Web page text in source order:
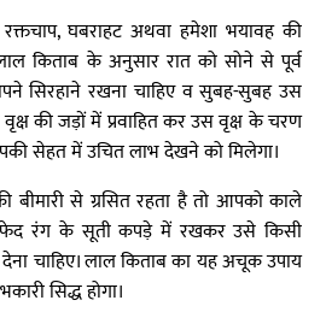
घबराहट अथवा हमेशा भयावह की
किताब के अनुसार रात को सोने से पूर्व
सिरहाने रखना चाहिए व सुबह-सुबह उस
की जड़ों में प्रवाहित कर उस वृक्ष के चरण
सेहत में उचित लाभ देखने को मिलेगा।
से ग्रसित रहता है तो आपको काले
रंग के सूती कपड़े में रखकर उसे किसी
चाहिए। लाल किताब का यह अचूक उपाय
सिद्ध होगा।